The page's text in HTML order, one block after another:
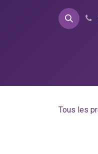
Tous les